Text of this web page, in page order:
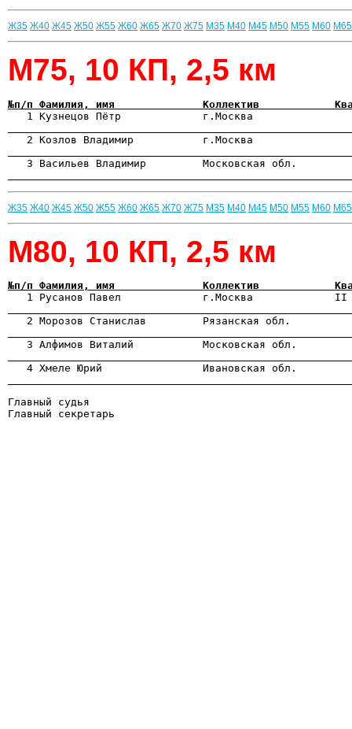
Ж35 Ж40 Ж45 Ж50 Ж55 Ж60 Ж65 Ж70 Ж75 М35 М40 М45 М50 М55 М60 М65
М75, 10 КП, 2,5 км
№п/п Фамилия, имя              Коллектив
1 Кузнецов Пётр             г.Москва
2 Козлов Владимир           г.Москва
3 Васильев Владимир         Московская обл.
Ж35 Ж40 Ж45 Ж50 Ж55 Ж60 Ж65 Ж70 Ж75 М35 М40 М45 М50 М55 М60 М65
М80, 10 КП, 2,5 км
№п/п Фамилия, имя              Коллектив
1 Русанов Павел             г.Москва
2 Морозов Станислав         Рязанская обл.
Главный судья
Главный секретарь